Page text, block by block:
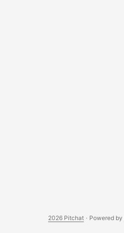
2026 Pitchat · Powered by